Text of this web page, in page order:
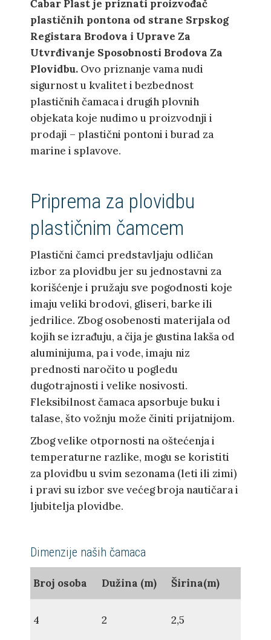
Čabar Plast je priznati proizvođač
plastičnih pontona od strane Srpskog
Registara Brodova i Uprave Za
Utvrđivanje Sposobnosti Brodova Za
Plovidbu. Ovo priznanje vama nudi
sigurnost u kvalitet i bezbednost
plastičnih čamaca i drugih plovnih
objekata koje nudimo u proizvodnji i
prodaji – plastični pontoni i burad za
marine i splavove.
Priprema za plovidbu
plastičnim čamcem
Plastični čamci predstavljaju odličan
izbor za plovidbu jer su jednostavni za
korišćenje i pružaju sve pogodnosti koje
imaju veliki brodovi, gliseri, barke ili
jedrilice. Zbog osobenosti materijala od
kojih se izrađuju, a čija je gustina lakša od
aluminijuma, pa i vode, imaju niz
prednosti naročito u pogledu
dugotrajnosti i velike nosivosti.
Fleksibilnost čamaca apsorbuje buku i
talase, što vožnju može činiti prijatnijom.
Zbog velike otpornosti na oštećenja i
temperaturne razlike, mogu se koristiti
za plovidbu u svim sezonama (leti ili zimi)
i pravi su izbor sve većeg broja nautičara i
ljubitelja plovidbe.
Dimenzije naših čamaca
Broj osoba Dužina (m) Širina(m)
4 2 2,5